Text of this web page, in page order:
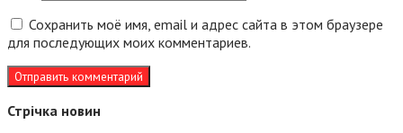
Сохранить моё имя, email и адрес сайта в этом браузере
для последующих моих комментариев.
Стрічка новин